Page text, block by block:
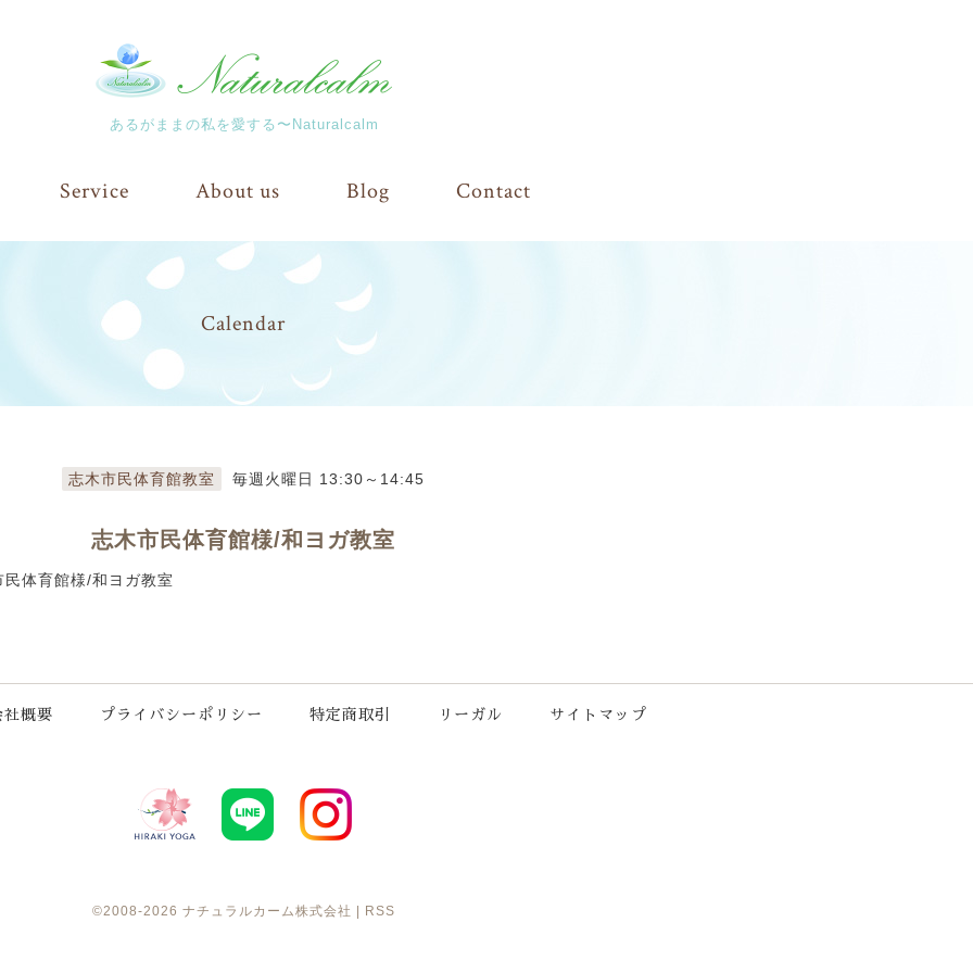
あるがままの私を愛する〜Naturalcalm
Service About us Blog Contact
Calendar
志木市民体育館教室 毎週火曜日 13:30～14:45
志木市民体育館様/和ヨガ教室
体育館様/和ヨガ教室
社概要 プライバシーポリシー 特定商取引 リーガル サイトマップ
©2008-2026 ナチュラルカーム株式会社 | RSS